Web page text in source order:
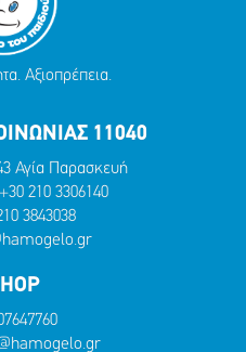
Αξιοπρέπεια.
11040
Αγία Παρασκευή
+30 210 3306140
3843038